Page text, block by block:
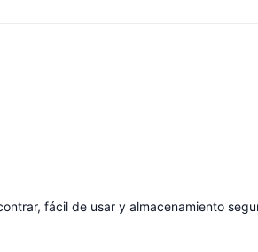
fácil de usar y almacenamiento